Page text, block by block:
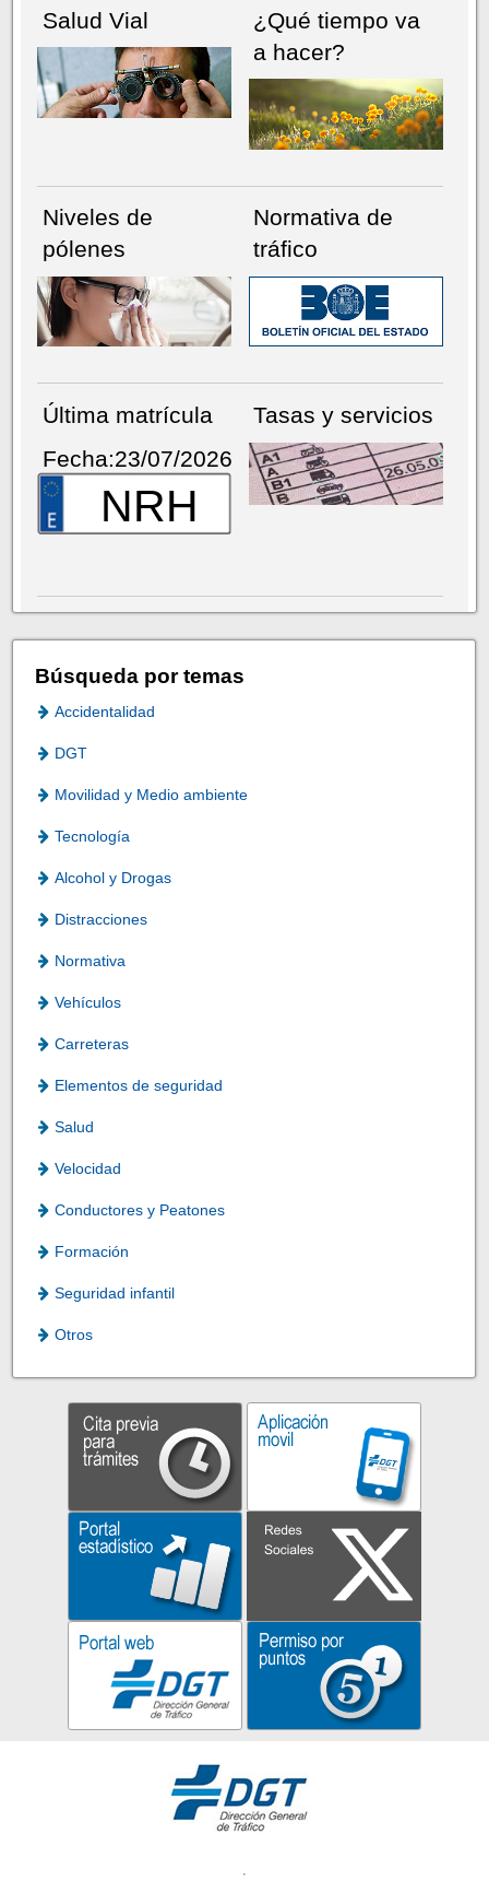
Salud Vial
¿Qué tiempo va
a hacer?
Niveles de
pólenes
Normativa de
tráfico
Última matrícula
Fecha:23/07/2026
NRH
Tasas y servicios
Búsqueda por temas
Accidentalidad
DGT
Movilidad y Medio ambiente
Tecnología
Alcohol y Drogas
Distracciones
Normativa
Vehículos
Carreteras
Elementos de seguridad
Salud
Velocidad
Conductores y Peatones
Formación
Seguridad infantil
Otros